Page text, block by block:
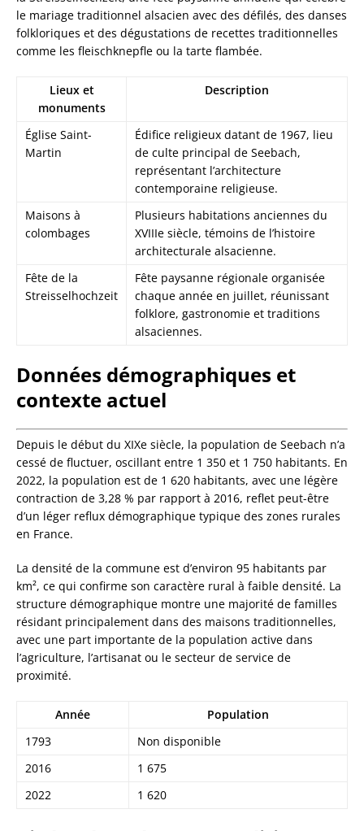
le mariage traditionnel alsacien avec des défilés, des danses
folkloriques et des dégustations de recettes traditionnelles
comme les fleischknepfle ou la tarte flambée.
Lieux et
monuments
Description
Église Saint-
Martin
Édifice religieux datant de 1967, lieu
de culte principal de Seebach,
représentant l’architecture
contemporaine religieuse.
Maisons à
colombages
Plusieurs habitations anciennes du
XVIIIe siècle, témoins de l’histoire
architecturale alsacienne.
Fête de la
Streisselhochzeit
Fête paysanne régionale organisée
chaque année en juillet, réunissant
folklore, gastronomie et traditions
alsaciennes.
Données démographiques et
contexte actuel
Depuis le début du XIXe siècle, la population de Seebach n’a
cessé de fluctuer, oscillant entre 1 350 et 1 750 habitants. En
2022, la population est de 1 620 habitants, avec une légère
contraction de 3,28 % par rapport à 2016, reflet peut-être
d’un léger reflux démographique typique des zones rurales
en France.
La densité de la commune est d’environ 95 habitants par
km², ce qui confirme son caractère rural à faible densité. La
structure démographique montre une majorité de familles
résidant principalement dans des maisons traditionnelles,
avec une part importante de la population active dans
l’agriculture, l’artisanat ou le secteur de service de
proximité.
Année
Population
1793
Non disponible
2016
1 675
2022
1 620